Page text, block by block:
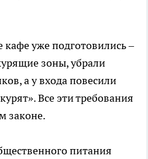
кафе уже подготовились –
зоны, убрали
а у входа повесили
Все эти требования
законе.
питания